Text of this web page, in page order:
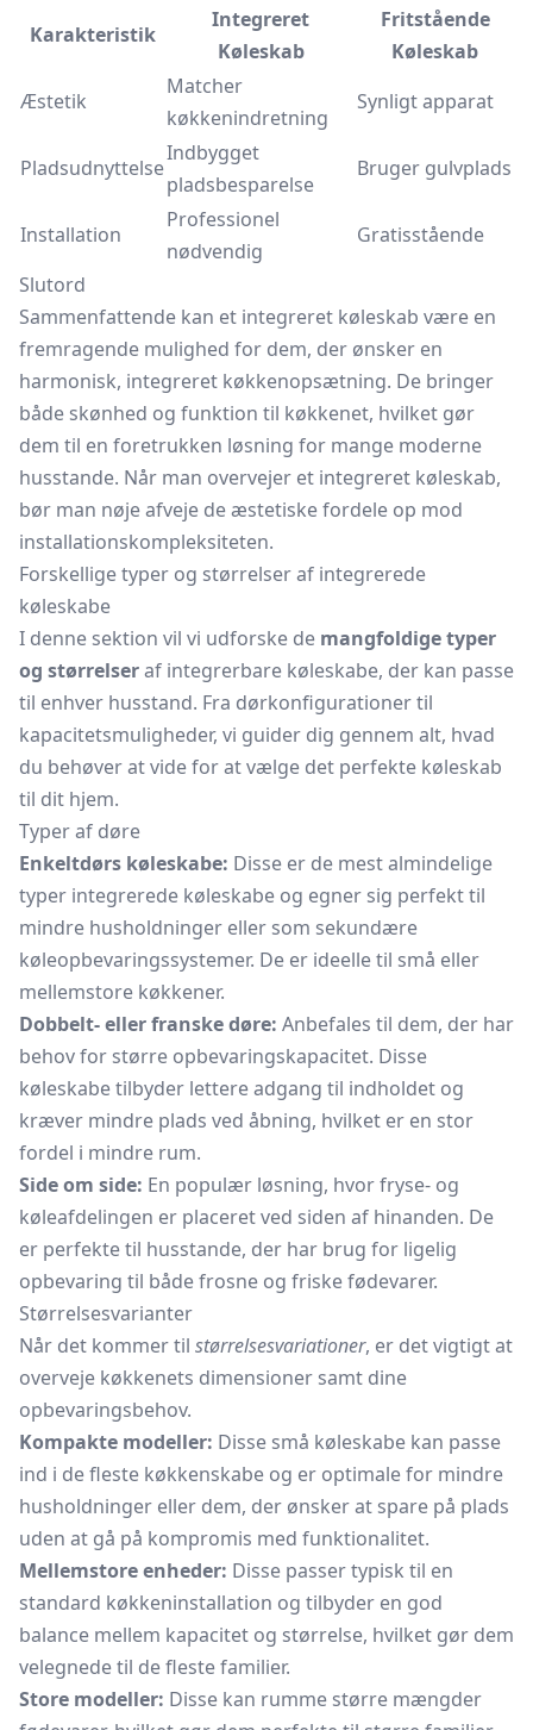
Karakteristik
Integreret
Køleskab
Fritstående
Køleskab
Æstetik
Matcher
køkkenindretning
Synligt apparat
Pladsudnyttelse
Indbygget
pladsbesparelse
Bruger gulvplads
Installation
Professionel
nødvendig
Gratisstående
Slutord
Sammenfattende kan et integreret køleskab være en
fremragende mulighed for dem, der ønsker en
harmonisk, integreret køkkenopsætning. De bringer
både skønhed og funktion til køkkenet, hvilket gør
dem til en foretrukken løsning for mange moderne
husstande. Når man overvejer et integreret køleskab,
bør man nøje afveje de æstetiske fordele op mod
installationskompleksiteten.
Forskellige typer og størrelser af integrerede
køleskabe
I denne sektion vil vi udforske de mangfoldige typer
og størrelseraf integrerbare køleskabe, der kan passe
til enhver husstand. Fra dørkonfigurationer til
kapacitetsmuligheder, vi guider dig gennem alt, hvad
du behøver at vide for at vælge det perfekte køleskab
til dit hjem.
Typer af døre
Enkeltdørs køleskabe: Disse er de mest almindelige
typer integrerede køleskabe og egner sig perfekt til
mindre husholdninger eller som sekundære
køleopbevaringssystemer. De er ideelle til små eller
mellemstore køkkener.
Dobbelt- eller franske døre: Anbefales til dem, der har
behov for større opbevaringskapacitet. Disse
køleskabe tilbyder lettere adgang til indholdet og
kræver mindre plads ved åbning, hvilket er en stor
fordel i mindre rum.
Side om side: En populær løsning, hvor fryse- og
køleafdelingen er placeret ved siden af hinanden. De
er perfekte til husstande, der har brug for ligelig
opbevaring til både frosne og friske fødevarer.
Størrelsesvarianter
Når det kommer til størrelsesvariationer, er det vigtigt at
overveje køkkenets dimensioner samt dine
opbevaringsbehov.
Kompakte modeller: Disse små køleskabe kan passe
ind i de fleste køkkenskabe og er optimale for mindre
husholdninger eller dem, der ønsker at spare på plads
uden at gå på kompromis med funktionalitet.
Mellemstore enheder: Disse passer typisk til en
standard køkkeninstallation og tilbyder en god
balance mellem kapacitet og størrelse, hvilket gør dem
velegnede til de fleste familier.
Store modeller: Disse kan rumme større mængder